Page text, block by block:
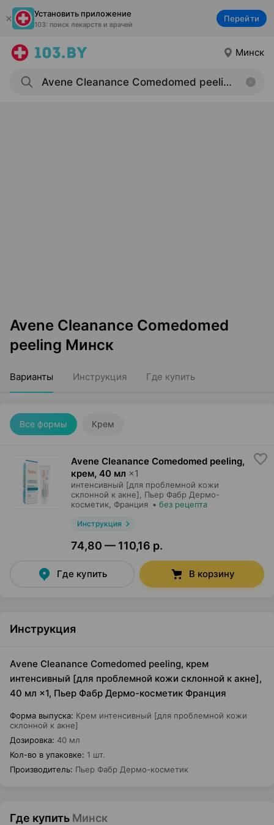
Установить приложение
103: поиск лекарств и врачей
Перейти
Минск
Avene Cleanance Comedomed
peeling Минск
Варианты Инструкция Где купить
Все формы Крем
Avene Cleanance Comedomed peeling,
крем, 40 мл ×1
интенсивный [для проблемной кожи
склонной к акне],
Пьер Фабр Дермо-
косметик , Франция • без рецепта
Инструкция
74,80 — 110,16 р.
Где купить В корзину
Инструкция
Avene Cleanance Comedomed peeling, крем
интенсивный [для проблемной кожи склонной к акне],
40 мл ×1, Пьер Фабр Дермо-косметик Франция
Форма выпуска: Крем интенсивный [для проблемной кожи
склонной к акне]
Дозировка: 40 мл
Кол-во в упаковке: 1 шт.
Производитель: Пьер Фабр Дермо-косметик
Где купить Минск